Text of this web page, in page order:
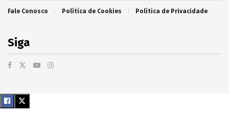
Fale Conosco Política de Cookies Política de Privacidade
Siga